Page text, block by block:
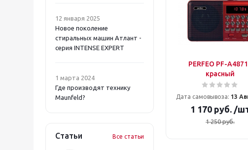
12 января 2025
Новое поколение
стиральных машин Атлант -
серия INTENSE EXPERT
1 марта 2024
Где производят технику
Maunfeld?
Статьи Все статьи
PERFEO PF-
красный
Дата самовывоза: 13
1 170руб. /
1 250руб.